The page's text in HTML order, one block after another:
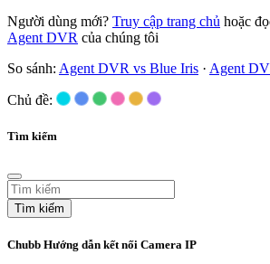
Người dùng mới? Truy cập trang chủ hoặc
Agent DVR của chúng tôi
So sánh: Agent DVR vs Blue Iris · Agent
Chủ đề:
Tìm kiếm
Tìm kiếm
Chubb Hướng dẫn kết nối Camera IP